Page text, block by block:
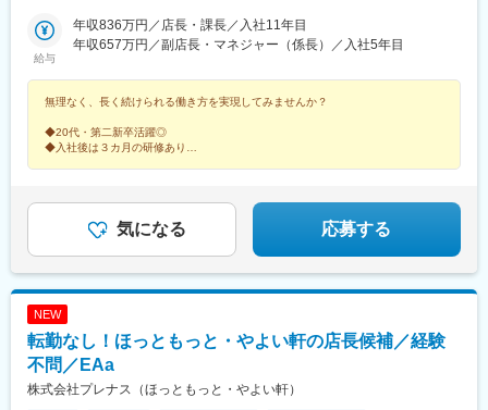
徳庵駅、南吹田駅、我孫子町駅、大和高田駅、松屋町駅、塚西
駅、鶴見緑地駅、桜井駅(大阪府)、阪神国道駅、香櫨園駅、中崎町
府)、西新井駅、高野駅(東京都)、熊野前駅(舎人ライナー)、入谷駅
(東京都)、三ノ輪橋駅、地下鉄赤塚駅、板橋駅、板橋本町駅、久が
原駅、梅屋敷駅(東京都)、蒲田駅、有明テニスの森駅、大崎広小路
駅、戸越駅、北品川駅、不動前駅、曙橋駅、市ケ谷駅、新宿駅(東
駅、用賀駅、千歳船橋駅、世田谷代田駅、田原町駅(東京都)、稲荷
町駅(東京都)、上野御徒町駅、秋葉原駅、東長崎駅、大塚駅前駅、
新井薬師前駅、西新宿駅、落合駅(東京都)、豊島園駅(都営線)、江
三国ケ丘駅(大阪府)、太秦天神川駅、井高野駅、稲荷駅、放出駅、
南方駅(大阪府)、長居駅(阪和線)、帝塚山三丁目駅、柴島駅、関目
駅、今里駅(近鉄線)、玉川駅(大阪府)、千鳥橋駅、新長田駅、西長
堀駅、神戸駅(兵庫県)、長田駅(神戸市営)、久寿川駅、今宮駅、北
区、品川区、目黒区、大田区、世田谷区、渋谷区、杉並区、豊島
区、板橋区、足立区、葛飾区、立川市、武蔵野市、三鷹市、調布
筑区、戸塚区、西区）、川崎市（高津区、中原区、宮前区）、鎌
倉市、藤沢市、大和市、相模原市◆埼玉エリア越谷市◆千葉エリ
ア柏市◆静岡エリア伊東市、下田市※下記は勤務地の一例となりま
す※受動喫煙対策：敷地内喫煙可能場所あり
駅、川奈駅、菊名駅、北越谷駅、高円寺駅、五反田駅、三軒茶屋
駅、不動前駅、六会日大前駅、新下田駅、新丸子駅、洗足駅、セ
島駅、戸塚駅、都立大学駅、長原駅(東京都)、仲町台駅、中山駅
(神奈川県)、根岸駅(神奈川県)、東長崎駅、東林間駅、藤が丘駅(神
奈川県)、二子玉川駅、自由が丘駅、鷺沼駅、町田駅、武蔵溝ノ口
駅、三鷹駅、南町田グランベリーパーク駅、宮崎台駅、武蔵小杉
洋光台駅、横浜駅、柏の葉キャンパス駅、新綱島駅、渋谷駅、田
園調布駅、乃木坂駅、代官山駅、日吉駅(神奈川県)、大倉山駅(神
山駅、新高島駅、六本木駅、二子新地駅、沼部駅、神奈川駅、神
泉駅、下神明駅、洗足池駅、戸越公園駅、京急蒲田駅、大崎駅、
寝姿山駅、立川北駅、布田駅、向河原駅、恵比寿駅、鮫洲駅、九
給与
年収836万円／店長・課長／入社11年目
年収657万円／副店長・マネジャー（係長）／入社5年目
無理なく、長く続けられる働き方を実現してみませんか？
◆20代・第二新卒活躍◎
◆入社後は３カ月の研修あり
気になる 応募する
NEW
転勤なし！ほっともっと・やよい軒の店長候補／経験
不問／EAa
株式会社プレナス（ほっともっと・やよい軒）